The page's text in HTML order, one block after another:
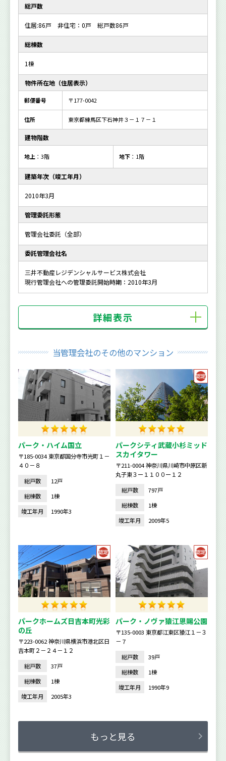
総戸数
住居:86戸 非住宅：0戸 総戸数86戸
総棟数
1棟
物件所在地（住居表示）
郵便番号 〒177-0042
住所 東京都練馬区下石神井３－１７－１
建物階数
地上 ：3階 地下：1階
建築年次（竣工年月）
2010年3月
管理委託形態
管理会社委託（全部）
委託管理会社名
三井不動産レジデンシャルサービス株式会社
現行管理会社への管理委託開始時期：2010年3月
詳細表示
当管理会社のその他のマンション
パーク・ハイム国立
〒185-0034 東京都国分寺市光町１－
４０－８
総戸数
12戸
総棟数
1棟
竣工年月
1990年3
パークシティ武蔵小杉ミッド
スカイタワー
〒211-0004 神奈川県川崎市中原区新
丸子東３ー１１００ー１２
総戸数
797戸
総棟数
1棟
竣工年月
2009年5
パークホームズ日吉本町光彩
の丘
〒223-0062 神奈川県横浜市港北区日
吉本町２－２４－１２
総戸数
37戸
総棟数
1棟
竣工年月
2005年3
パーク・ノヴァ猿江恩賜公園
〒135-0003 東京都江東区猿江１－３
－７
総戸数
39戸
総棟数
1棟
竣工年月
1990年9
もっと見る